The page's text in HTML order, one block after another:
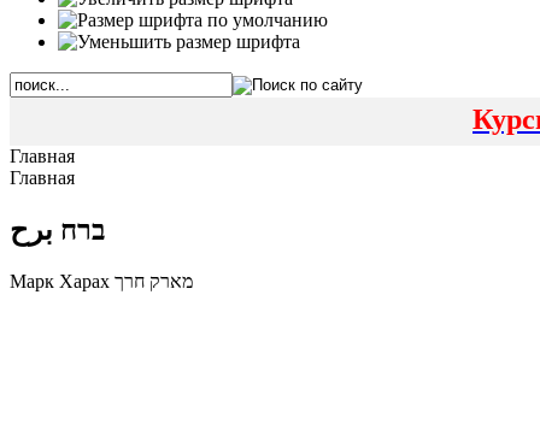
Главная
Главная
ברח برح
Марк Харах מארק חרך